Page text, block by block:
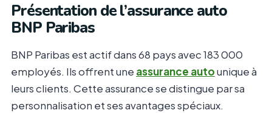
Présentation de l’assurance auto
BNP Paribas
BNP Paribas est actif dans 68 pays avec 183 000
employés. Ils offrent une assurance autounique à
leurs clients. Cette assurance se distingue par sa
personnalisation et ses avantages spéciaux.